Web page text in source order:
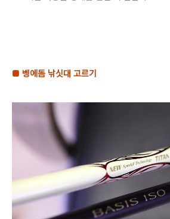
■ 벵에돔 낚싯대 고르기